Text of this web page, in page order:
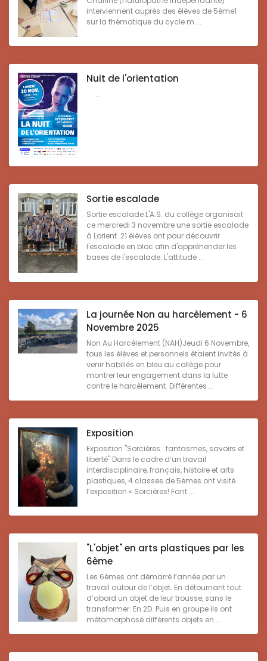
interviennent auprès des élèves de 5ème1
sur la thématique du cycle m ...
Nuit de l'orientation
...
Sortie escalade
Sortie escalade L'A.S. du collège organisait
ce mercredi 3 novembre une sortie escalade
à Lorient. 21 élèves ont pour découvrir
l'escalade en bloc afin d'appréhender les
bases de l'escalade. L'attitude ...
La journée Non au harcèlement - 6
Novembre 2025
Non Au Harcèlement (NAH)Jeudi 6 Novembre,
tous les élèves et personnels étaient invités à
venir habillés en bleu au collège pour
montrer leur engagement dans la lutte
contre le harcèlement. Différentes ...
Exposition
Exposition "Sorcières : fantasmes, savoirs et
liberté" Dans le cadre d’un travail
interdisciplinaire, français, histoire et arts
plastiques, 4 classes de 5èmes ont visité
l’exposition « Sorcières! Fant ...
"L'objet" en arts plastiques par les
6ème
Les 6èmes ont démarré l’année par un
travail autour de l’objet. En détournant tout
d’abord un objet de leur trousse, sans le
transformer. En 2D. Puis en groupe ils ont
métamorphosé différents objets en ...